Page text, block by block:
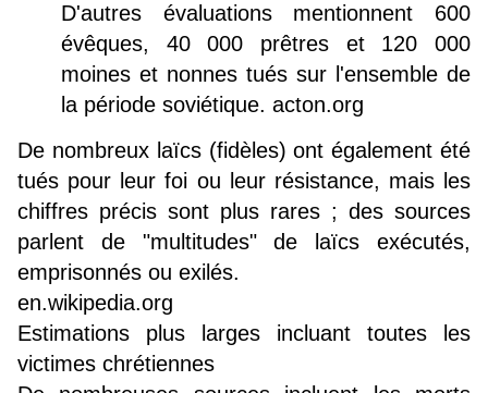
D'autres évaluations mentionnent 600
évêques, 40 000 prêtres et 120 000
moines et nonnes tués sur l'ensemble de
la période soviétique. acton.org
De nombreux laïcs (fidèles) ont également été
tués pour leur foi ou leur résistance, mais les
chiffres précis sont plus rares ; des sources
parlent de "multitudes" de laïcs exécutés,
emprisonnés ou exilés.
en.wikipedia.org
Estimations plus larges incluant toutes les
victimes chrétiennes